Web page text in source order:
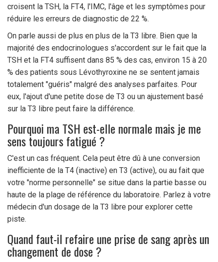
croisent la TSH, la FT4, l'IMC, l'âge et les symptômes pour
réduire les erreurs de diagnostic de 22 %.
On parle aussi de plus en plus de la T3 libre. Bien que la
majorité des endocrinologues s'accordent sur le fait que la
TSH et la FT4 suffisent dans 85 % des cas, environ 15 à 20
% des patients sous Lévothyroxine ne se sentent jamais
totalement "guéris" malgré des analyses parfaites. Pour
eux, l'ajout d'une petite dose de T3 ou un ajustement basé
sur la T3 libre peut faire la différence.
Pourquoi ma TSH est-elle normale mais je me
sens toujours fatigué ?
C'est un cas fréquent. Cela peut être dû à une conversion
inefficiente de la T4 (inactive) en T3 (active), ou au fait que
votre "norme personnelle" se situe dans la partie basse ou
haute de la plage de référence du laboratoire. Parlez à votre
médecin d'un dosage de la T3 libre pour explorer cette
piste.
Quand faut-il refaire une prise de sang après un
changement de dose ?